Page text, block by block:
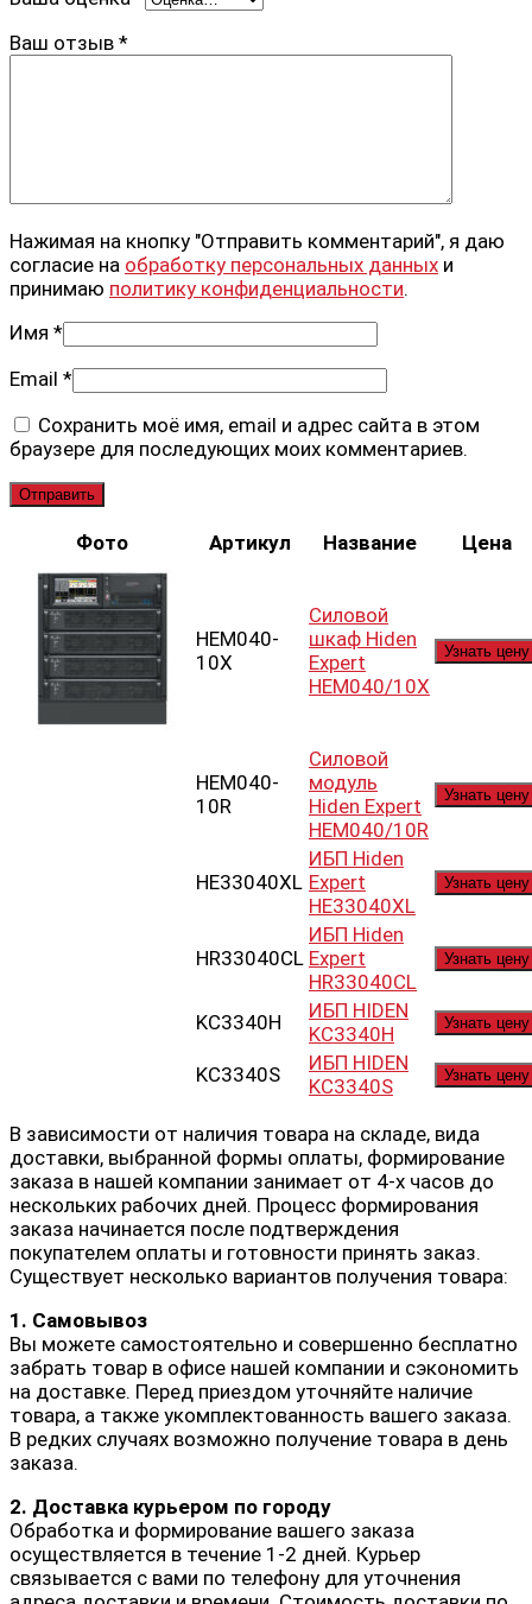
Ваш отзыв *
Нажимая на кнопку "Отправить комментарий", я даю
согласие на обработку персональных данных и
принимаю политику конфиденциальности.
Имя *
Email *
Сохранить моё имя, email и адрес сайта в этом
браузере для последующих моих комментариев.
Фото Артикул Название Цена
HEM040-
10X
Силовой
шкаф Hiden
Expert
HEM040/10X
Узнать цену
HEM040-
10R
Силовой
модуль
Hiden Expert
HEM040/10R
Узнать цену
HE33040XL
ИБП Hiden
Expert
HE33040XL
Узнать цену
HR33040CL
ИБП Hiden
Expert
HR33040CL
Узнать цену
KC3340H
ИБП HIDEN
KC3340H
Узнать цену
KC3340S
ИБП HIDEN
KC3340S
Узнать цену
В зависимости от наличия товара на складе, вида
доставки, выбранной формы оплаты, формирование
заказа в нашей компании занимает от 4-х часов до
нескольких рабочих дней. Процесс формирования
заказа начинается после подтверждения
покупателем оплаты и готовности принять заказ.
Существует несколько вариантов получения товара:
1. Самовывоз
Вы можете самостоятельно и совершенно бесплатно
забрать товар в офисе нашей компании и сэкономить
на доставке. Перед приездом уточняйте наличие
товара, а также укомплектованность вашего заказа.
В редких случаях возможно получение товара в день
заказа.
2. Доставка курьером по городу
Обработка и формирование вашего заказа
осуществляется в течение 1-2 дней. Курьер
связывается с вами по телефону для уточнения